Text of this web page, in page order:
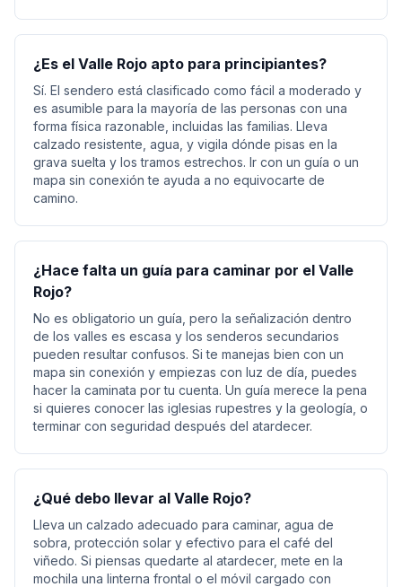
¿Es el Valle Rojo apto para principiantes?
Sí. El sendero está clasificado como fácil a moderado y
es asumible para la mayoría de las personas con una
forma física razonable, incluidas las familias. Lleva
calzado resistente, agua, y vigila dónde pisas en la
grava suelta y los tramos estrechos. Ir con un guía o un
mapa sin conexión te ayuda a no equivocarte de
camino.
¿Hace falta un guía para caminar por el Valle
Rojo?
No es obligatorio un guía, pero la señalización dentro
de los valles es escasa y los senderos secundarios
pueden resultar confusos. Si te manejas bien con un
mapa sin conexión y empiezas con luz de día, puedes
hacer la caminata por tu cuenta. Un guía merece la pena
si quieres conocer las iglesias rupestres y la geología, o
terminar con seguridad después del atardecer.
¿Qué debo llevar al Valle Rojo?
Lleva un calzado adecuado para caminar, agua de
sobra, protección solar y efectivo para el café del
viñedo. Si piensas quedarte al atardecer, mete en la
mochila una linterna frontal o el móvil cargado con